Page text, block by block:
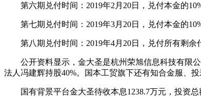
第六期兑付时间：2019年2月20日，兑付本金的10%
第七期兑付时间：2019年3月20日，兑付本金的10%
第八期兑付时间：2019年4月20日，兑付所有剩余
公开资料显示，金大圣是杭州荣旭信息科技有限公
法人冯建辉持股40%。国本工贸旗下还有知合金服、
国有背景平台金大圣待收本息1238.7万元，投资总